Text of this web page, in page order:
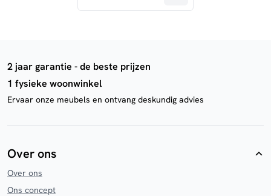
2 jaar garantie - de beste prijzen
1 fysieke woonwinkel
Ervaar onze meubels en ontvang deskundig advies
Over ons
Over ons
Ons concept